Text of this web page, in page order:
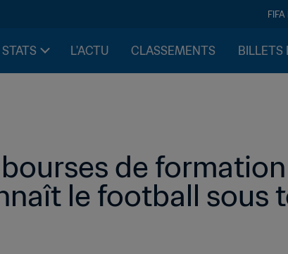
FIFA
L'ACTU CLASSEMENTS BILLETS
de
le football sous